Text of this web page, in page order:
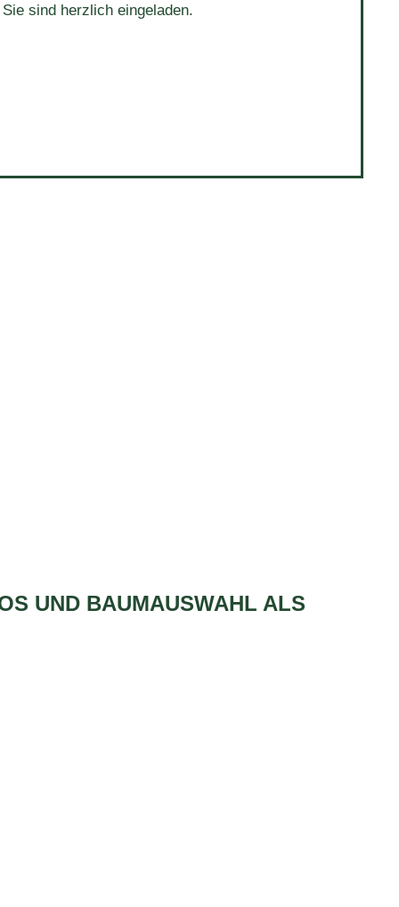
sind herzlich eingeladen.